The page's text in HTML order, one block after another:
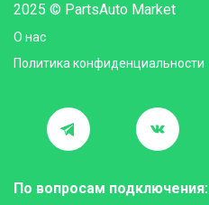
2025 © PartsAuto Market
О нас
Политика конфиденциальности
По вопросам подключения: